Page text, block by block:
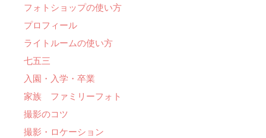
フォトショップの使い方
プロフィール
ライトルームの使い方
七五三
入園・入学・卒業
家族 ファミリーフォト
撮影のコツ
撮影・ロケーション